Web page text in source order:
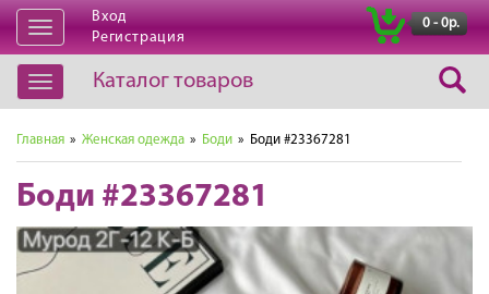
Открыть
навигацию
Вход
Регистрация
0 - 0р.
Открыть
навигацию
Каталог товаров
Главная » Женская одежда » Боди » Боди #23367281
Боди #23367281